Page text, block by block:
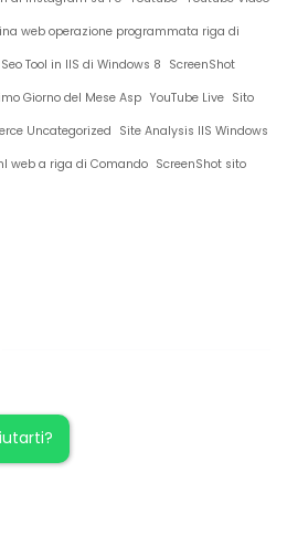
web operazione programmata riga di
Seo Tool in IIS di Windows 8 ScreenShot
Giorno del Mese Asp YouTube Live Sito
Uncategorized
Site Analysis IIS Windows
web a riga di Comando ScreenShot sito